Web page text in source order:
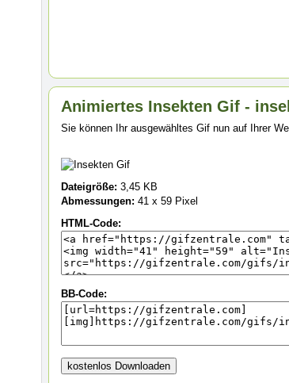
Animiertes Insekten Gif -
Sie können Ihr ausgewähltes Gif nun auf Ihrer
Dateigröße: 3,45 KB
Abmessungen: 41 x 59 Pixel
HTML-Code:
BB-Code: